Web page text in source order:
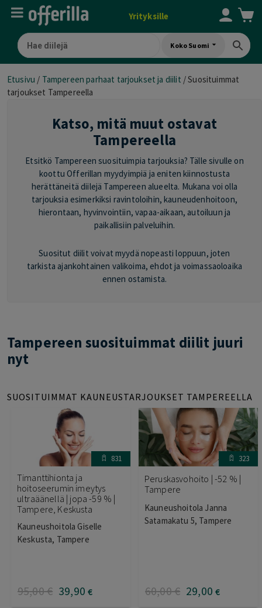
Yrityksille
Koko Suomi
Etusivu / Tampereen parhaat tarjoukset ja diilit /Suosituimmat
tarjoukset Tampereella
Katso, mitä muut ostavat
Tampereella
Etsitkö Tampereen suosituimpia tarjouksia? Tälle sivulle on
koottu Offerillan myydyimpiä ja eniten kiinnostusta
herättäneitä diilejä Tampereen alueelta. Mukana voi olla
tarjouksia esimerkiksi ravintoloihin, kauneudenhoitoon,
hierontaan, hyvinvointiin, vapaa-aikaan, autoiluun ja
paikallisiin palveluihin.
Suositut diilit voivat myydä nopeasti loppuun, joten
tarkista ajankohtainen valikoima, ehdot ja voimassaoloaika
ennen ostamista.
Tampereen suosituimmat diilit juuri
nyt
SUOSITUIMMAT KAUNEUSTARJOUKSET TAMPEREELLA
831
Timanttihionta ja
hoitoseerumin imeytys
ultraäänellä | jopa -59 % |
Tampere, Keskusta
Kauneushoitola Giselle
Keskusta, Tampere
95,00€ 39,90 €
323
Peruskasvohoito | -52 % |
Tampere
Kauneushoitola Janna
Satamakatu 5, Tampere
60,00€ 29,00 €